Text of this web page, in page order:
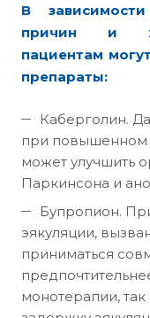
В
причин и
пациентам
препараты:
Каберголин.
при повышенном
может улучшить
Паркинсона и
Бупропион.
эякуляции,
приниматься
монотерапии, так